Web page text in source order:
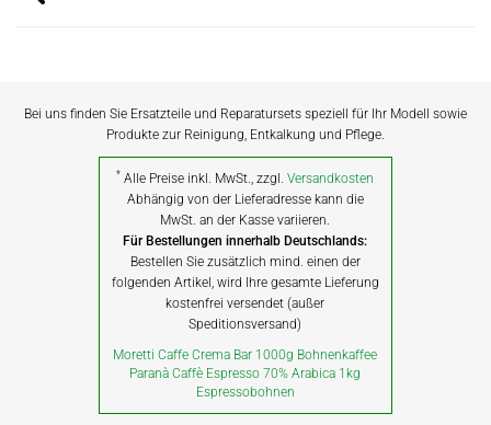
Bei uns finden Sie Ersatzteile und Reparatursets speziell für Ihr Modell sowie
Produkte zur Reinigung, Entkalkung und Pflege.
* Alle Preise inkl. MwSt., zzgl.Versandkosten
Abhängig von der Lieferadresse kann die
MwSt. an der Kasse variieren.
Für Bestellungen innerhalb Deutschlands:
Bestellen Sie zusätzlich mind. einen der
folgenden Artikel, wird Ihre gesamte Lieferung
kostenfrei versendet (außer
Speditionsversand)
Moretti Caffe Crema Bar 1000g Bohnenkaffee
Paranà Caffè Espresso 70% Arabica 1kg
Espressobohnen